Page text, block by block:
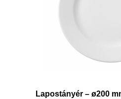
Lapostányér – ø200